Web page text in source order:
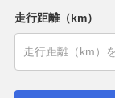
走行距離（km）